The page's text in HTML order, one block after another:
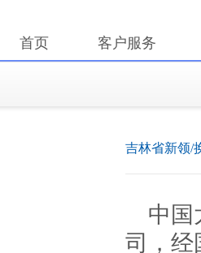
首页 客户服务
吉林省新领/
中国
司，经